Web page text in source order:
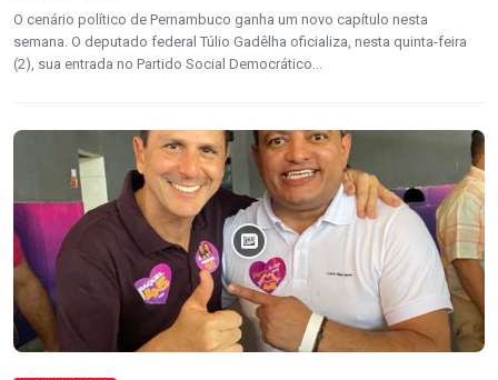
O cenário político de Pernambuco ganha um novo capítulo nesta
semana. O deputado federal Túlio Gadêlha oficializa, nesta quinta-feira
(2), sua entrada no Partido Social Democrático...